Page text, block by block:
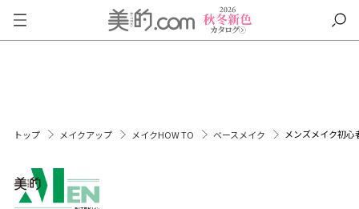
トップ メイクアップ メイクHOW TO ベースメイク メンズメイク初